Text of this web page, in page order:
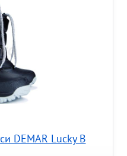
DEMAR Lucky B